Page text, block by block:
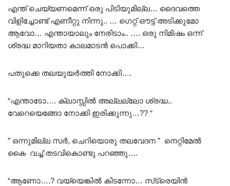
എന്ത് ചെയ്യണമെന്ന് ഒരു പിടിയുമില്ല… ദൈവത്തെ
വിളിച്ചോണ്ട് എണീറ്റു നിന്നു.. … ഗെറ്റ് ഔട്ട്‌ അടിക്കുമോ
ആവോ… എന്തായാലും നേരിടാം.. …. ഒരു നിമിഷം ഒന്ന്
ശ്രദ്ധ മാറിയതാ കാലമാടൻ പൊക്കി…
പതുക്കെ തലയുയർത്തി നോക്കി….
“എന്താടോ…. ക്ലാസ്സിൽ അല്ലല്ലോ ശ്രദ്ധ..
വേറെയെങ്ങോ നോക്കി ഇരിക്കുന്നു…?? “
” ഒന്നുമില്ല സർ, ചെറിയൊരു തലവേദന ” നെറ്റിമേൽ
കൈ വച്ച് തടവികൊണ്ടു പറഞ്ഞു….
“ആണോ….? വയ്യെങ്കിൽ കിടന്നോ… സ്‌ട്രെയിൻ